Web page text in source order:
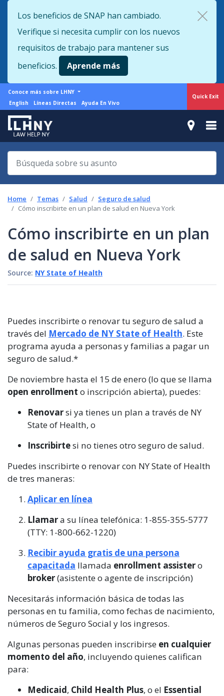
to
main
content
Quick Exit
Los beneficios de SNAP han cambiado.
Verifique si necesita cumplir con los nuevos
requisitos de trabajo para mantener sus
beneficios.
Aprende más
More
from
LHNY
Conoce más sobre LHNY
Support
menu
English Líneas Directas Ayuda En Vivo
Home Temas Salud
Seguro de salud
Cómo inscribirte en un plan de salud en Nueva York
Cómo inscribirte en un plan
de salud en Nueva York
Source: NY State of Health
Puedes inscribirte o renovar tu seguro de salud a
través del Mercado de NY State of Health. Este
programa ayuda a personas y familias a pagar un
seguro de salud.*
De noviembre hasta el 15 de enero (lo que se llama
open enrollment o inscripción abierta), puedes:
Renovarsi ya tienes un plan a través de NY
State of Health, o
Inscribirtesi no tienes otro seguro de salud.
Puedes inscribirte o renovar con NY State of Health
de tres maneras:
Aplicar en línea
Llamara su línea telefónica: 1-855-355-5777
(TTY: 1-800-662-1220)
Recibir ayuda gratis de una persona
capacitada llamada enrollment assistero
broker(asistente o agente de inscripción)
Necesitarás información básica de todas las
personas en tu familia, como fechas de nacimiento,
números de Seguro Social y los ingresos.
Algunas personas pueden inscribirse en cualquier
momento del año, incluyendo quienes califican
para:
Medicaid, Child Health Plus, o el Essential